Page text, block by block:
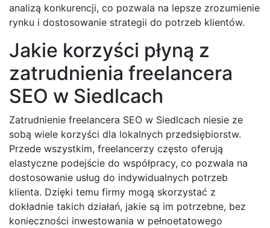
analizą konkurencji, co pozwala na lepsze zrozumienie
rynku i dostosowanie strategii do potrzeb klientów.
Jakie korzyści płyną z
zatrudnienia freelancera
SEO w Siedlcach
Zatrudnienie freelancera SEO w Siedlcach niesie ze
sobą wiele korzyści dla lokalnych przedsiębiorstw.
Przede wszystkim, freelancerzy często oferują
elastyczne podejście do współpracy, co pozwala na
dostosowanie usług do indywidualnych potrzeb
klienta. Dzięki temu firmy mogą skorzystać z
dokładnie takich działań, jakie są im potrzebne, bez
konieczności inwestowania w pełnoetatowego